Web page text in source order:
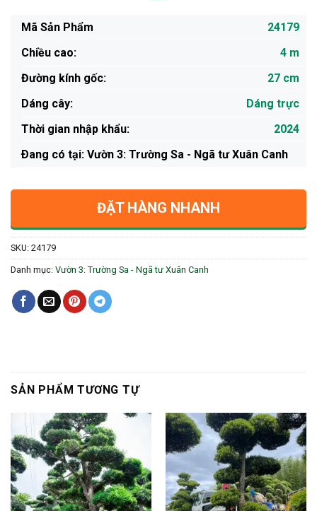
Mã Sản Phẩm
24179
Chiều cao:
4 m
Đường kính gốc:
27 cm
Dáng cây:
Dáng trực
Thời gian nhập khẩu:
2024
Ðang có tại: Vườn 3: Trường Sa - Ngã tư Xuân Canh
ĐẶT HÀNG NHANH
SKU: 24179
Danh mục: Vườn 3: Trường Sa - Ngã tư Xuân Canh
SẢN PHẨM TƯƠNG TỰ